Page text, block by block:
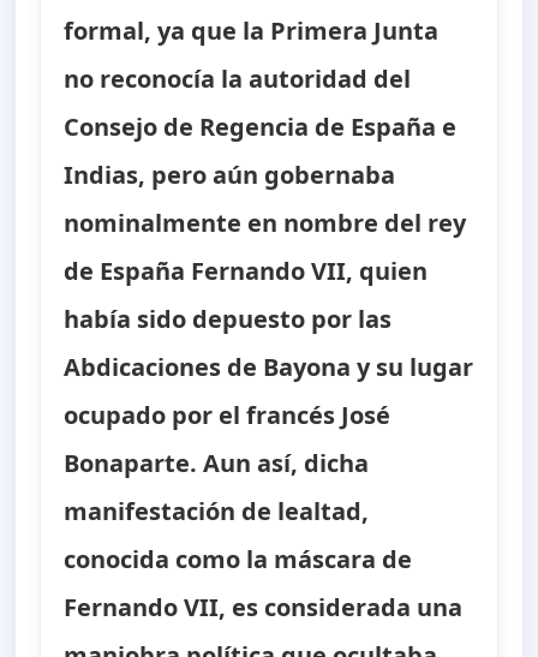
formal, ya que la Primera Junta
no reconocía la autoridad del
Consejo de Regencia de España e
Indias, pero aún gobernaba
nominalmente en nombre del rey
de España Fernando VII, quien
había sido depuesto por las
Abdicaciones de Bayona y su lugar
ocupado por el francés José
Bonaparte. Aun así, dicha
manifestación de lealtad,
conocida como la máscara de
Fernando VII, es considerada una